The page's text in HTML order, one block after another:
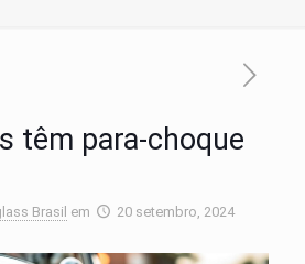
têm para-choque
Brasil em 20 setembro, 2024